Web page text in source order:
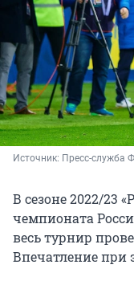
Источник: Пресс-служба
В сезоне 2022/23
чемпионата
весь турнир
Впечатление при